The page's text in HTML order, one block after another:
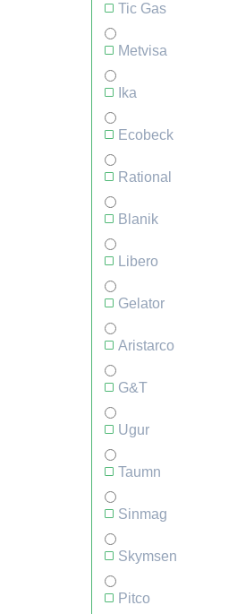
Tic Gas
Metvisa
Ika
Ecobeck
Rational
Blanik
Libero
Gelator
Aristarco
G&T
Ugur
Taumn
Sinmag
Skymsen
Pitco